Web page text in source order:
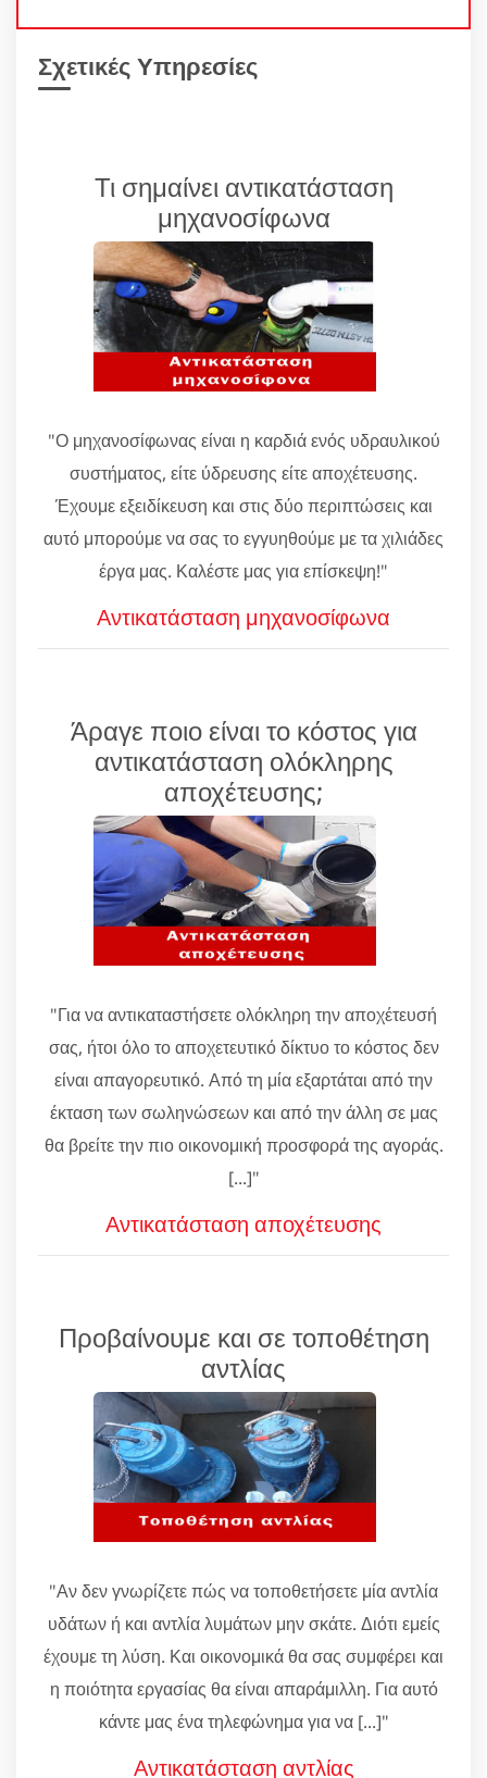
Σχετικές Υπηρεσίες
Τι σημαίνει αντικατάσταση
μηχανοσίφωνα
"Ο μηχανοσίφωνας είναι η καρδιά ενός υδραυλικού
συστήματος, είτε ύδρευσης είτε αποχέτευσης.
Έχουμε εξειδίκευση και στις δύο περιπτώσεις και
αυτό μπορούμε να σας το εγγυηθούμε με τα χιλιάδες
έργα μας. Καλέστε μας για επίσκεψη!"
Αντικατάσταση μηχανοσίφωνα
Άραγε ποιο είναι το κόστος για
αντικατάσταση ολόκληρης
αποχέτευσης;
"Για να αντικαταστήσετε ολόκληρη την αποχέτευσή
σας, ήτοι όλο το αποχετευτικό δίκτυο το κόστος δεν
είναι απαγορευτικό. Από τη μία εξαρτάται από την
έκταση των σωληνώσεων και από την άλλη σε μας
θα βρείτε την πιο οικονομική προσφορά της αγοράς.
[...]"
Αντικατάσταση αποχέτευσης
Προβαίνουμε και σε τοποθέτηση
αντλίας
"Αν δεν γνωρίζετε πώς να τοποθετήσετε μία αντλία
υδάτων ή και αντλία λυμάτων μην σκάτε. Διότι εμείς
έχουμε τη λύση. Και οικονομικά θα σας συμφέρει και
η ποιότητα εργασίας θα είναι απαράμιλλη. Για αυτό
κάντε μας ένα τηλεφώνημα για να [...]"
Αντικατάσταση αντλίας